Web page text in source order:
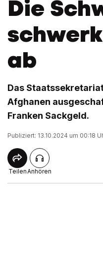
Die
ab
Das
Afghanen
Franken Sackgeld.
Publiziert: 13.10.2024 um 00:18
TeilenAnhören